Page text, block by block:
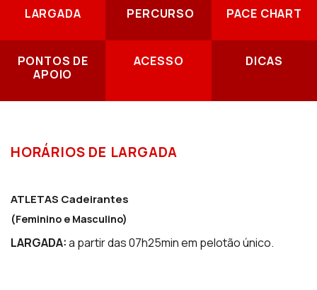
LARGADA PERCURSO PACE CHART
PONTOS DE
APOIO
ACESSO DICAS
HORÁRIOS DE LARGADA
ATLETAS Cadeirantes
(Feminino e Masculino)
LARGADA:a partir das 07h25min em pelotão único.